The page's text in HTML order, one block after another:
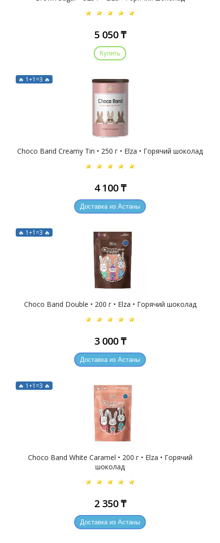
5 050 ₸
Купить
🔥 1+1=3 🔥
Choco Band Creamy Tin • 250 г • Elza • Горячий шоколад
4 100 ₸
Доставка из Астаны
🔥 1+1=3 🔥
Choco Band Double • 200 г • Elza • Горячий шоколад
3 000 ₸
Доставка из Астаны
🔥 1+1=3 🔥
Choco Band White Caramel • 200 г • Elza • Горячий
шоколад
2 350 ₸
Доставка из Астаны